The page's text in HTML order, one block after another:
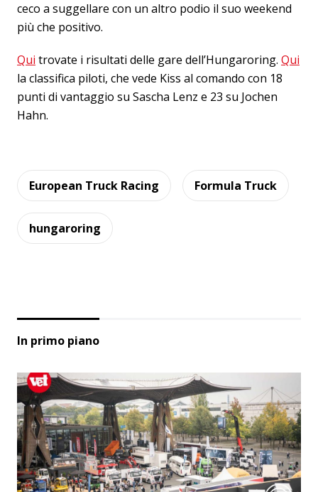
ceco a suggellare con un altro podio il suo weekend
più che positivo.
Qui trovate i risultati delle gare dell’Hungaroring. Qui
la classifica piloti, che vede Kiss al comando con 18
punti di vantaggio su Sascha Lenz e 23 su Jochen
Hahn.
European Truck Racing Formula Truck
hungaroring
In primo piano